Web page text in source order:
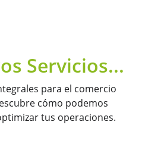
Servicios...
para el comercio
cómo podemos
tus operaciones.